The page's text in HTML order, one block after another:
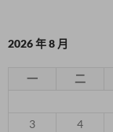
2026 年 8 月
一 二
3
4